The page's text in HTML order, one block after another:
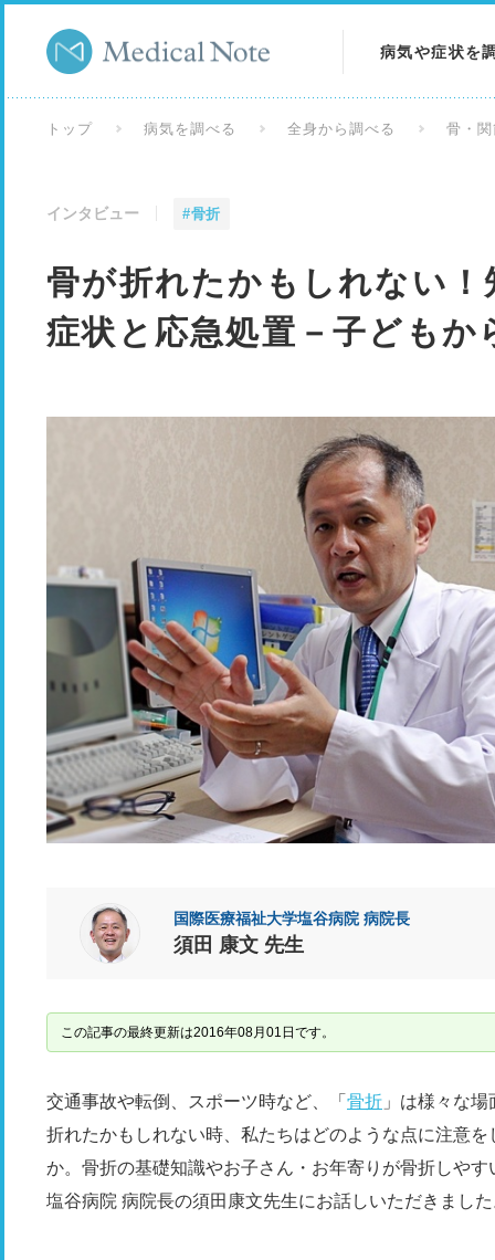
病気や症状を
トップ 病気を調べる 全身から調べる 骨・
インタビュー #骨折
骨が折れたかもしれない
症状と応急処置－子どもか
国際医療福祉大学塩谷病院 病院長
須田 康文 先生
この記事の最終更新は2016年08月01日です。
交通事故や転倒、スポーツ時など、「 骨折 」は様々な
折れたかもしれない時、私たちはどのような点に注意
か。骨折の基礎知識やお子さん・お年寄りが骨折しや
塩谷病院 病院長の須田康文先生にお話しいただきまし